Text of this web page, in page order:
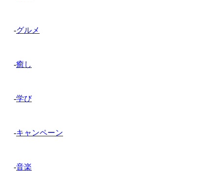
-グルメ
-癒し
-学び
-キャンペーン
-音楽